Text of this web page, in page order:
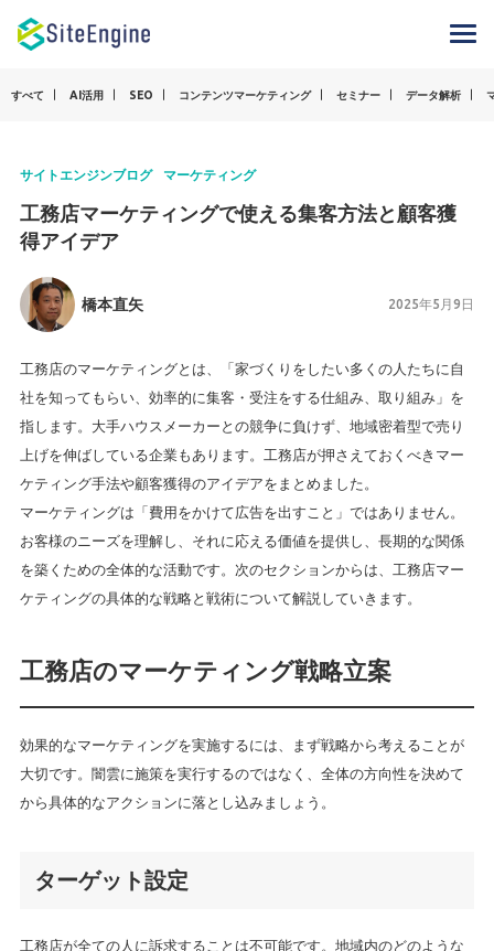
すべて AI活用 SEO コンテンツマーケティング セミナー データ解析
サイトエンジンブログ マーケティング
工務店マーケティングで使える集客方法と顧客獲
得アイデア
橋本直矢 2025年5月9日
工務店のマーケティングとは、「家づくりをしたい多くの人たちに自
社を知ってもらい、効率的に集客・受注をする仕組み、取り組み」を
指します。大手ハウスメーカーとの競争に負けず、地域密着型で売り
上げを伸ばしている企業もあります。工務店が押さえておくべきマー
ケティング手法や顧客獲得のアイデアをまとめました。
マーケティングは「費用をかけて広告を出すこと」ではありません。
お客様のニーズを理解し、それに応える価値を提供し、長期的な関係
を築くための全体的な活動です。次のセクションからは、工務店マー
ケティングの具体的な戦略と戦術について解説していきます。
工務店のマーケティング戦略立案
効果的なマーケティングを実施するには、まず戦略から考えることが
大切です。闇雲に施策を実行するのではなく、全体の方向性を決めて
から具体的なアクションに落とし込みましょう。
ターゲット設定
工務店が全ての人に訴求することは不可能です。地域内のどのような